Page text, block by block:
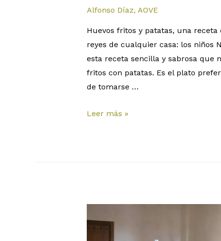
Alfonso Díaz, AOVE
Huevos fritos y patatas, una
reyes de cualquier casa: los niños
esta receta sencilla y sabrosa que
fritos con patatas. Es el plato
de tomarse …
Leer más »